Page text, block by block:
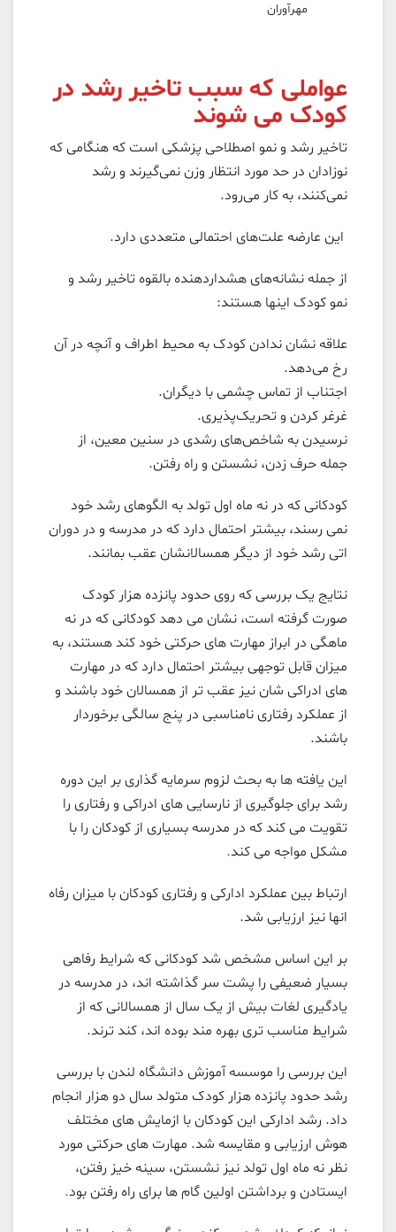
مهرآوران
عواملی که سبب تاخیر رشد در
کودک می شوند
تاخیر رشد و نمو اصطلاحی پزشکی است که هنگامی که
نوزادان در حد مورد انتظار وزن نمی‌گیرند و رشد
نمی‌‌کنند، به کار می‌رود.
این عارضه علت‌های احتمالی متعددی دارد.
از جمله نشانه‌های هشداردهنده بالقوه تاخیر رشد و
نمو کودک اینها هستند:
علاقه نشان ندادن کودک به محیط اطراف و آنچه در آن
رخ می‌دهد.
اجتناب از تماس چشمی با دیگران.
غرغر کردن و تحریک‌پذیری.
نرسیدن به شاخص‌های رشدی در سنین معین، از
جمله حرف زدن، نشستن و راه رفتن.
کودکانی که در نه ماه اول تولد به الگوهای رشد خود
نمی رسند، بیشتر احتمال دارد که در مدرسه و در دوران
اتی رشد خود از دیگر همسالانشان عقب بمانند.
نتایج یک بررسی که روی حدود پانزده هزار کودک
صورت گرفته است، نشان می دهد کودکانی که در نه
ماهگی در ابراز مهارت های حرکتی خود کند هستند، به
میزان قابل توجهی بیشتر احتمال دارد که در مهارت
های ادراکی شان نیز عقب تر از همسالان خود باشند و
از عملکرد رفتاری نامناسبی در پنج سالگی برخوردار
باشند.
این یافته ها به بحث لزوم سرمایه گذاری بر این دوره
رشد برای جلوگیری از نارسایی های ادراکی و رفتاری را
تقویت می کند که در مدرسه بسیاری از کودکان را با
مشکل مواجه می کند.
ارتباط بین عملکرد ادارکی و رفتاری کودکان با میزان رفاه
انها نیز ارزیابی شد.
بر این اساس مشخص شد کودکانی که شرایط رفاهی
بسیار ضعیفی را پشت سر گذاشته اند، در مدرسه در
یادگیری لغات بیش از یک سال از همسالانی که از
شرایط مناسب تری بهره مند بوده اند، کند ترند.
این بررسی را موسسه آموزش دانشگاه لندن با بررسی
رشد حدود پانزده هزار کودک متولد سال دو هزار انجام
داد. رشد ادارکی این کودکان با ازمایش های مختلف
هوش ارزیابی و مقایسه شد. مهارت های حرکتی مورد
نظر نه ماه اول تولد نیز نشستن، سینه خیز رفتن،
ایستادن و برداشتن اولین گام ها برای راه رفتن بود.